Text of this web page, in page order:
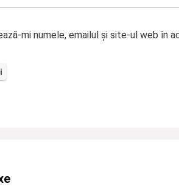
mi numele, emailul și site-ul web în